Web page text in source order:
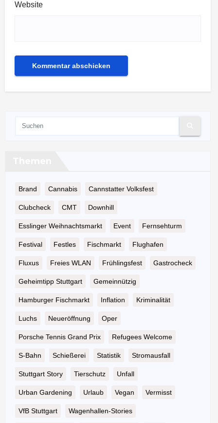
Website
Brand Cannabis Cannstatter Volksfest
Clubcheck CMT Downhill
Esslinger Weihnachtsmarkt Event Fernsehturm
Festival Festles Fischmarkt Flughafen
Fluxus Freies WLAN Frühlingsfest Gastrocheck
Geheimtipp Stuttgart Gemeinnützig
Hamburger Fischmarkt Inflation Kriminalität
Luchs Neueröffnung Oper
Porsche Tennis Grand Prix Refugees Welcome
S-Bahn Schießerei Statistik Stromausfall
Stuttgart Story Tierschutz Unfall
Urban Gardening Urlaub Vegan Vermisst
VfB Stuttgart Wagenhallen-Stories